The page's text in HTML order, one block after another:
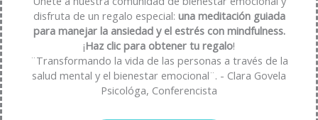
disfruta de un regalo especial: una meditación guiada
para manejar la ansiedad y el estrés con mindfulness.
¡Haz clic para obtener tu regalo!
¨Transformando la vida de las personas a través de la
salud mental y el bienestar emocional¨. - Clara Govela
Psicológa, Conferencista
dispuestos a construirlo
Recuerda que compartir tus experiencias y perspectivas en
los comentarios nos enriquece a todos. ¡Anímate a
participar y ser parte de esta comunidad de reflexión y
crecimiento!